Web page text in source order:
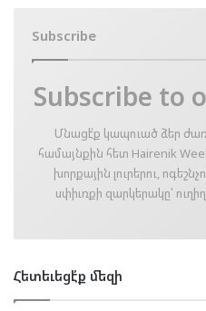
Subscribe
Subscribe to
Մնացէ՛ք կապուած ձեր
համայնքին հետ Hairenik
խորքային լուրերու,
սփիւռքի զարկերակը՝
Հետեւեցէ՛ք մեզի